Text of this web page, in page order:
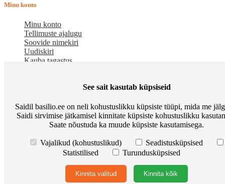
Minu konto
Minu konto
Tellimuste ajalugu
Soovide nimekiri
Uudiskiri
Kauba tagastus
pakub kaupu lemmikloomadele. Me hindame igat ostjat ja väga
loodame, et meie uued kliendid muutuvad püsiklientideks. Me
loodame pikaajalisele ja viljakale koostööle.
küsimused Meist Põhitingimused Preemiapunktid. Allahindlus kuni
Kuidas kasutada sooduskupongi? Järelmaks Tarneviis
© Basilio.ee - Kõik lemmikloomadele.
See sait kasutab küpsiseid
Saidil basilio.ee on neli kohustuslikku küpsiste tüüpi, mida me
Saidi sirvimise jätkamisel kinnitate küpsiste kohustuslikku
Saate nõustuda ka muude küpsiste kasutamisega.
Vajalikud (kohustuslikud)
Seadistusküpsised
Statistilised
Turundusküpsised
Kinnita valitud Kinnita kõik